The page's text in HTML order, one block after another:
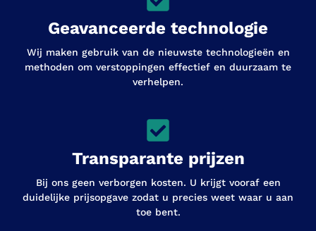
Geavanceerde technologie
Wij maken gebruik van de nieuwste technologieën en
methoden om verstoppingen effectief en duurzaam te
verhelpen.
Transparante prijzen
Bij ons geen verborgen kosten. U krijgt vooraf een
duidelijke prijsopgave zodat u precies weet waar u aan
toe bent.